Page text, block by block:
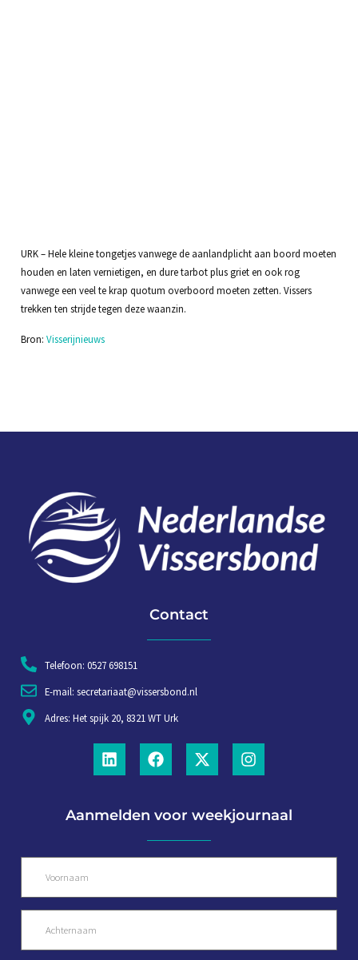
URK – Hele kleine tongetjes vanwege de aanlandplicht aan boord moeten
houden en laten vernietigen, en dure tarbot plus griet en ook rog
vanwege een veel te krap quotum overboord moeten zetten. Vissers
trekken ten strijde tegen deze waanzin.
Bron: Visserijnieuws
Contact
Telefoon: 0527 698151
E-mail: secretariaat@vissersbond.nl
Adres: Het spijk 20, 8321 WT Urk
Aanmelden voor weekjournaal